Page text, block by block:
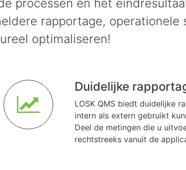
processen en het
rapportage, operationele
optimaliseren!
Duidelijke
LOSK QMS biedt duidelijke
intern als extern gebruikt
Deel de metingen die u
rechtstreeks vanuit de